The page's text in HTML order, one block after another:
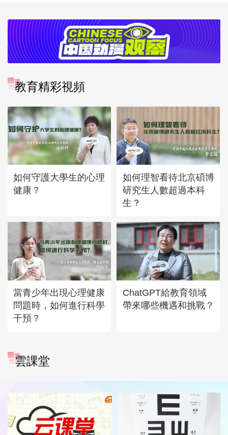
教育精彩視頻
如何守護大學生的心理
健康？
如何理智看待北京碩博
研究生人數超過本科
生？
當青少年出現心理健康
問題時，如何進行科學
干預？
ChatGPT給教育領域
帶來哪些機遇和挑戰？
雲課堂